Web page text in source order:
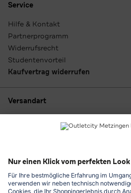
Service
Hilfe & Kontakt
Partnerprogramm
Widerrufsrecht
Studentenvorteil
Kaufvertrag widerrufen
Versandart